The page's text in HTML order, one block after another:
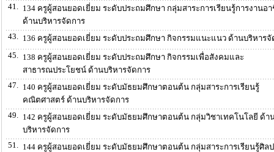
41.
134 ครูผู้สอนยอดเยี่ยม ระดับประถมศึกษา กลุ่มสาระการเรียนรู้การงานอ
ด้านบริหารจัดการ
43.
136 ครูผู้สอนยอดเยี่ยม ระดับประถมศึกษา กิจกรรมแนะแนว ด้านบริหารจั
45.
138 ครูผู้สอนยอดเยี่ยม ระดับประถมศึกษา กิจกรรมเพื่อสังคมและ
สาธารณประโยชน์ ด้านบริหารจัดการ
47.
140 ครูผู้สอนยอดเยี่ยม ระดับมัธยมศึกษาตอนต้น กลุ่มสาระการเรียนรู้
คณิตศาสตร์ ด้านบริหารจัดการ
49.
142 ครูผู้สอนยอดเยี่ยม ระดับมัธยมศึกษาตอนต้น กลุ่มวิชาเทคโนโลยี ด้า
บริหารจัดการ
51.
144 ครูผู้สอนยอดเยี่ยม ระดับมัธยมศึกษาตอนต้น กลุ่มสาระการเรียนรู้ศิล